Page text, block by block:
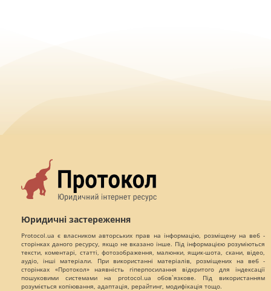
Юридичні застереження
Protocol.ua є власником авторських прав на інформацію, розміщену на веб -
сторінках даного ресурсу, якщо не вказано інше. Під інформацією розуміються
тексти, коментарі, статті, фотозображення, малюнки, ящик-шота, скани, відео,
аудіо, інші матеріали. При використанні матеріалів, розміщених на веб -
сторінках «Протокол» наявність гіперпосилання відкритого для індексації
пошуковими системами на protocol.ua обов`язкове. Під використанням
розуміється копіювання, адаптація, рерайтинг, модифікація тощо.